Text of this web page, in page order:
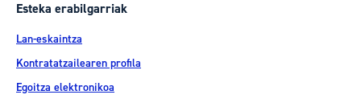
Esteka erabilgarriak
Lan-eskaintza
Kontratatzailearen profila
Egoitza elektronikoa